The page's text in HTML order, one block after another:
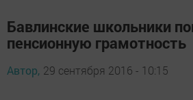
Бавлинские школьники
пенсионную грамотность
Автор, 29 сентября 2016 - 10:15